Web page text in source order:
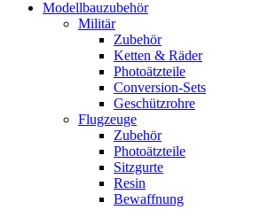
Modellbauzubehör
Militär
Zubehör
Ketten & Räder
Photoätzteile
Conversion-Sets
Geschützrohre
Flugzeuge
Zubehör
Photoätzteile
Sitzgurte
Resin
Bewaffnung